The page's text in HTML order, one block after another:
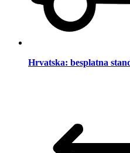
Hrvatska: besplatna